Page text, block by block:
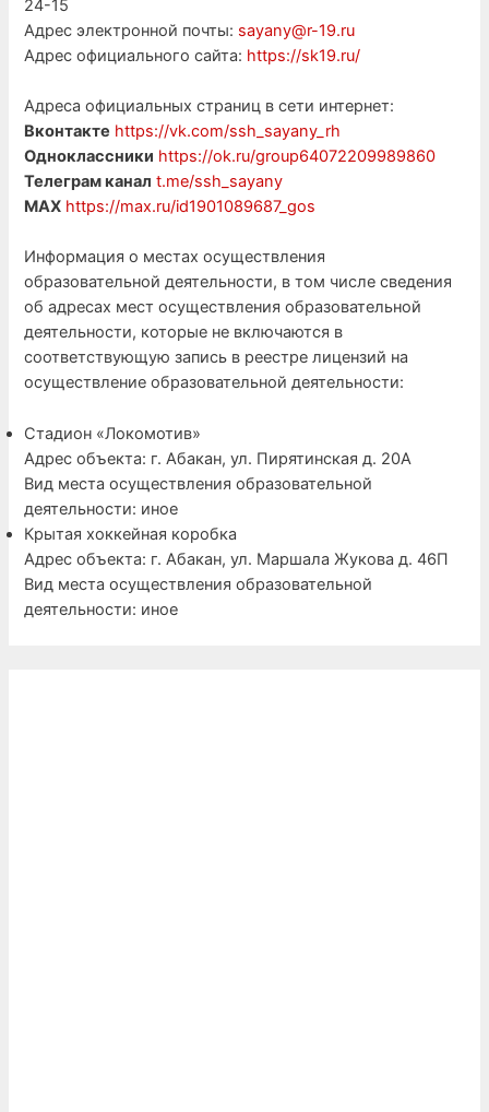
24-15
Адрес электронной почты: sayany@r-19.ru
Адрес официального сайта: https://sk19.ru/
Адреса официальных страниц в сети интернет:
Вконтакте https://vk.com/ssh_sayany_rh
Одноклассники https://ok.ru/group64072209989860
Телеграм канал t.me/ssh_sayany
МАХ https://max.ru/id1901089687_gos
Информация о местах осуществления
образовательной деятельности, в том числе сведения
об адресах мест осуществления образовательной
деятельности, которые не включаются в
соответствующую запись в реестре лицензий на
осуществление образовательной деятельности:
Стадион «Локомотив»
Адрес объекта: г. Абакан, ул. Пирятинская д. 20А
Вид места осуществления образовательной
деятельности: иное
Крытая хоккейная коробка
Адрес объекта: г. Абакан, ул. Маршала Жукова д. 46П
Вид места осуществления образовательной
деятельности: иное